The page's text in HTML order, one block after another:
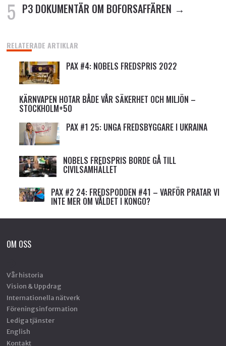
P3 DOKUMENTÄR OM BOFORSAFFÄREN
RELATERADE ARTIKLAR
PAX #4: NOBELS FREDSPRIS 2022
KÄRNVAPEN HOTAR BÅDE VÅR SÄKERHET OCH MILJÖN –
STOCKHOLM+50
PAX #1 25: UNGA FREDSBYGGARE I UKRAINA
NOBELS FREDSPRIS BORDE GÅ TILL
CIVILSAMHÄLLET
PAX #2 24: FREDSPODDEN #41 – VARFÖR PRATAR VI
INTE MER OM VÅLDET I KONGO?
OM OSS
Vår historia
Vision & Uppdrag
Internationella nätverk
Föreningsinformation
Lediga tjänster
English
Kontakt